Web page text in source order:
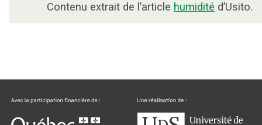
Contenu extrait de l’article humidité d’Usito.